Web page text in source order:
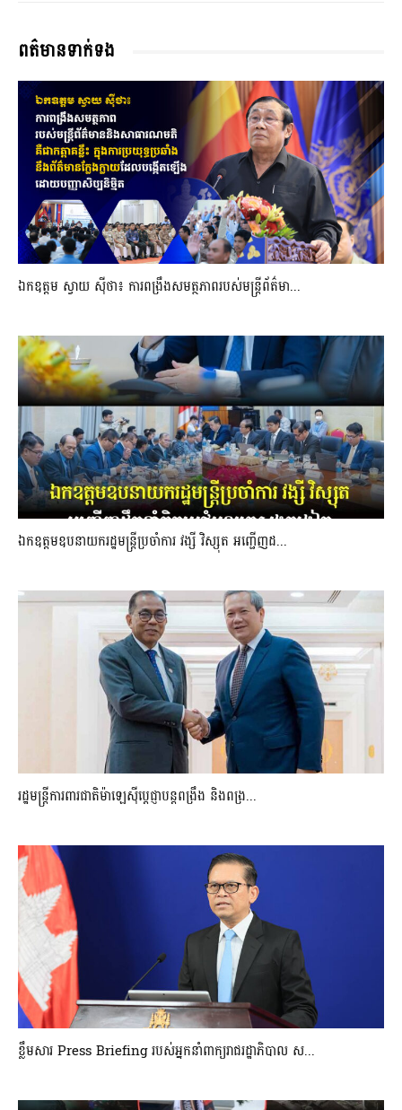
ពត៌មានទាក់ទង
ឯកឧត្តម ស្វាយ ស៊ីថា៖ ការពង្រឹងសមត្ថភាពរបស់មន្ត្រីព័ត៌មា...
ឯកឧត្តមឧបនាយករដ្ឋមន្រ្តីប្រចាំការ វង្សី វិស្សុត អញ្ជើញដ...
រដ្ឋមន្ត្រីការពារជាតិម៉ាឡេស៊ីប្ដេជ្ញាបន្តពង្រឹង និងពង្រ...
ខ្លឹមសារ Press Briefing របស់អ្នកនាំពាក្យរាជរដ្ឋាភិបាល ស...